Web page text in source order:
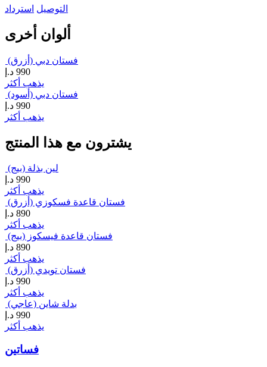
التوصيل استرداد
ألوان أخرى
فستان دبي (أزرق)
990 د.إ
يذهب أكثر
فستان دبي (أسود)
990 د.إ
يذهب أكثر
يشترون مع هذا المنتج
لين بذلة (بيج)
990 د.إ
يذهب أكثر
فستان قاعدة فسكوزي (أزرق)
890 د.إ
يذهب أكثر
فستان قاعدة فيسكوز (بيج)
890 د.إ
يذهب أكثر
فستان تويدي (أزرق)
990 د.إ
يذهب أكثر
بدلة شاين (عاجي)
990 د.إ
يذهب أكثر
فساتين